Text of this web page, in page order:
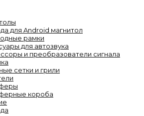
для Android магнитол
рамки
для автозвука
и преобразователи сигнала
сетки и грили
короба